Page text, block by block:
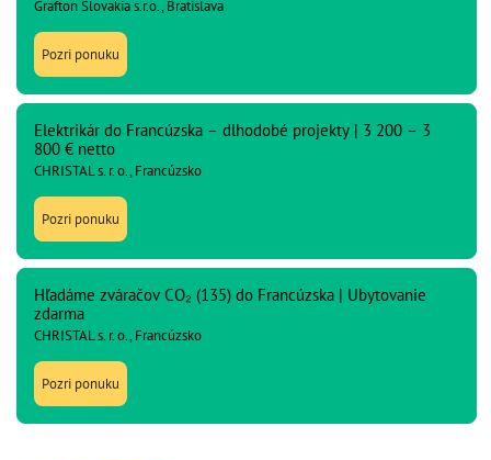
Grafton Slovakia s.r.o., Bratislava
Pozri ponuku
Elektrikár do Francúzska – dlhodobé projekty | 3 200 – 3
800 € netto
CHRISTAL s. r. o., Francúzsko
Pozri ponuku
Hľadáme zváračov CO₂ (135) do Francúzska | Ubytovanie
zdarma
CHRISTAL s. r. o., Francúzsko
Pozri ponuku